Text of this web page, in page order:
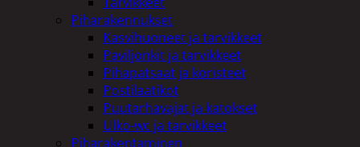
Piharakennukset
Kasvihuoneet ja tarvikkeet
Paviljonkit ja tarvikkeet
Pihapatsaat ja koristeet
Postilaatikot
Puutarhavajat ja katokset
Ulko-wc ja tarvikkeet
Piharakentaminen